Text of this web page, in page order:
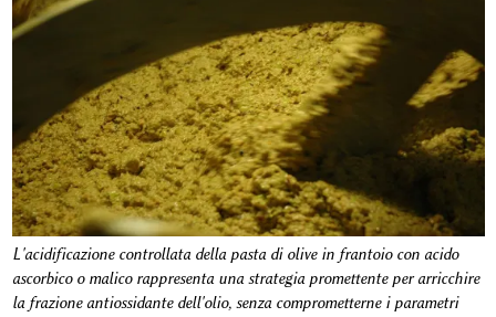
L'acidificazione controllata della pasta di olive in frantoio con acido
ascorbico o malico rappresenta una strategia promettente per arricchire
la frazione antiossidante dell'olio, senza comprometterne i parametri